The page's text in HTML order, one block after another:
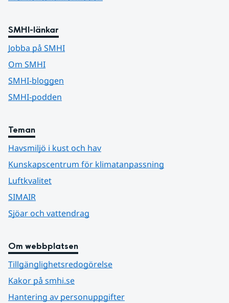
SMHI-länkar
Jobba på SMHI
Om SMHI
SMHI-bloggen
SMHI-podden
Teman
Havsmiljö i kust och hav
Kunskapscentrum för klimatanpassning
Luftkvalitet
SIMAIR
Sjöar och vattendrag
Om webbplatsen
Tillgänglighetsredogörelse
Kakor på smhi.se
Hantering av personuppgifter